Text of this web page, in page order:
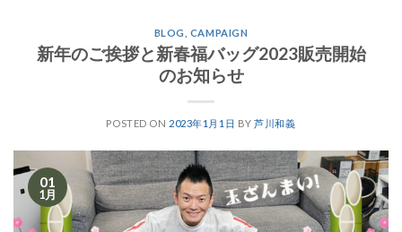
BLOG CAMPAIGN
新年のご挨拶と新春福バッグ2023販売開始
のお知らせ
POSTED ON 2023年1月1日 BY芦川和義
01
1月